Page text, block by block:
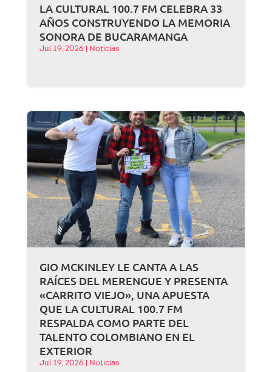
LA CULTURAL 100.7 FM CELEBRA 33
AÑOS CONSTRUYENDO LA MEMORIA
SONORA DE BUCARAMANGA
Jul 19, 2026 Noticias
GIO MCKINLEY LE CANTA A LAS
RAÍCES DEL MERENGUE Y PRESENTA
«CARRITO VIEJO», UNA APUESTA
QUE LA CULTURAL 100.7 FM
RESPALDA COMO PARTE DEL
TALENTO COLOMBIANO EN EL
EXTERIOR
Jul 19, 2026 Noticias